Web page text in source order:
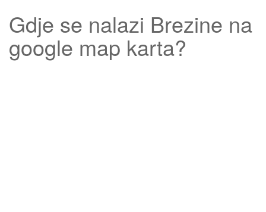
Gdje se nalazi Brezine na
google map karta?